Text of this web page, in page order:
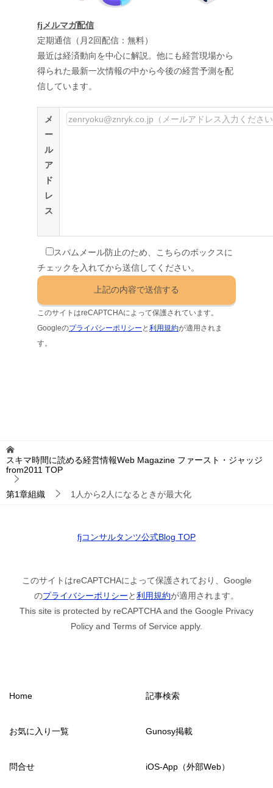
fjメルマガ配信
定期通信（月2回配信：無料）
最近は経済動向を中心に解説。他にも経営現場から
得られた最新一次情報の中から今後の経営予測を配
信しています。
メ
ー
ル
ア
ド
レ
ス
スパムメール防止のため、こちらのボックスに
チェックを入れてから送信してください。
このサイトはreCAPTCHAによって保護されています。
Googleのプライバシーポリシー と利用規約が適用されま
す。
スキマ時間に読める経営情報Web Magazine ファースト・ジャッジ
from2011 TOP
第1章組織 1人から2人になるときが最大化
fjコンサルタンツ公式Blog TOP
このサイトはreCAPTCHAによって保護されており、Google
のプライバシーポリシーと利用規約が適用されます。
This site is protected by reCAPTCHA and the Google Privacy
Policy and Terms of Service apply.
Home 記事検索
お気に入り一覧 Gunosy掲載
問合せ iOS-App（外部Web）